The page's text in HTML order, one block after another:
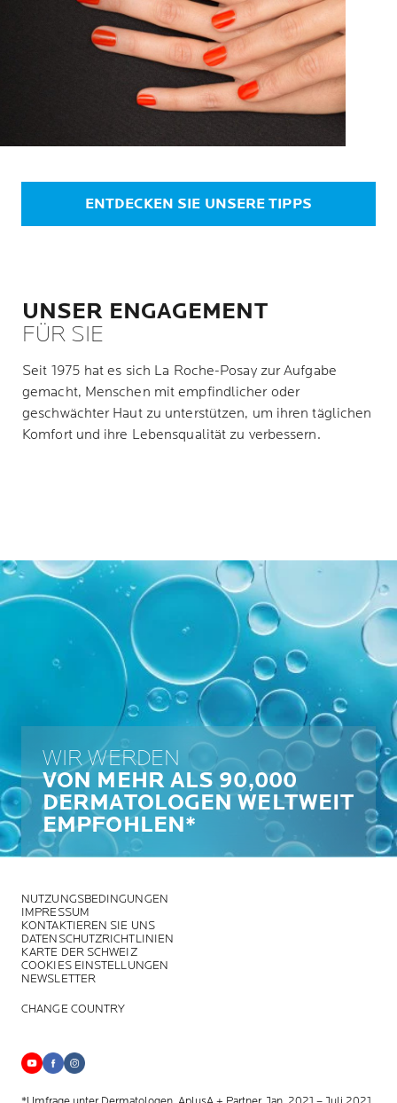
ENTDECKEN SIE UNSERE TIPPS
UNSER ENGAGEMENT
FÜR SIE
Seit 1975 hat es sich La Roche-Posay zur Aufgabe
gemacht, Menschen mit empfindlicher oder
geschwächter Haut zu unterstützen, um ihren täglichen
Komfort und ihre Lebensqualität zu verbessern.
WIR WERDEN
VON MEHR ALS 90,000
DERMATOLOGEN WELTWEIT
EMPFOHLEN*
NUTZUNGSBEDINGUNGEN
IMPRESSUM
KONTAKTIEREN SIE UNS
DATENSCHUTZRICHTLINIEN
KARTE DER SCHWEIZ
COOKIES EINSTELLUNGEN
NEWSLETTER
CHANGE COUNTRY